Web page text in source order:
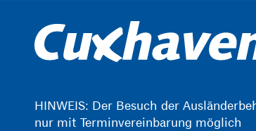
HINWEIS: Der Besuch der
nur mit Terminvereinbarung möglich